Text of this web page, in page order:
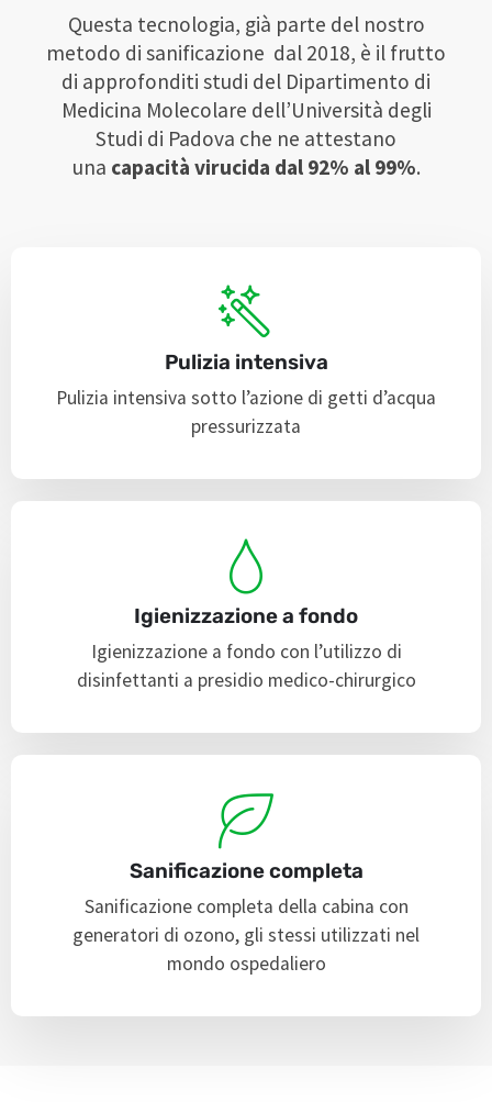
Questa tecnologia, già parte del nostro
metodo di sanificazione dal 2018, è il frutto
di approfonditi studi del Dipartimento di
Medicina Molecolare dell’Università degli
Studi di Padova che ne attestano
una capacità virucida dal 92% al 99%.
Pulizia intensiva
Pulizia intensiva sotto l’azione di getti d’acqua
pressurizzata
Igienizzazione a fondo
Igienizzazione a fondo con l’utilizzo di
disinfettanti a presidio medico-chirurgico
Sanificazione completa
Sanificazione completa della cabina con
generatori di ozono, gli stessi utilizzati nel
mondo ospedaliero